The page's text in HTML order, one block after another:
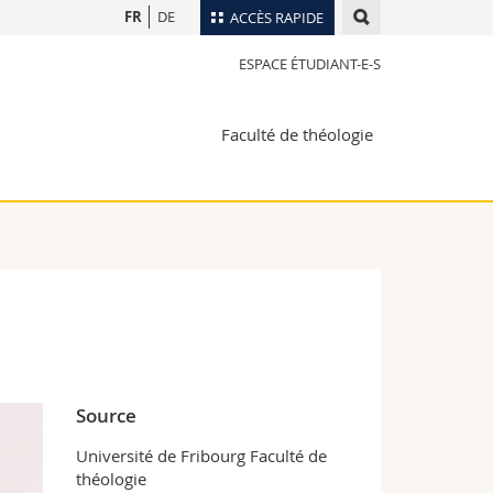
ACCÈS RAPIDE
Bibliothèques
Programme des cours
FR DE
ESPACE ÉTUDIANT-E-S
Faculté de théologie
Source
Université de Fribourg Faculté de
théologie